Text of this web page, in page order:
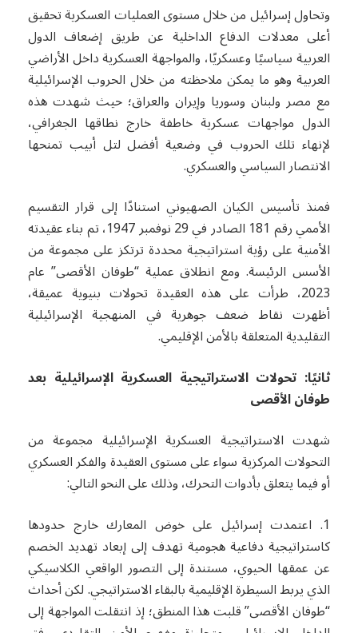
وتحاول إسرائيل من خلال مستوى العمليات العسكرية تحقيق
أعلى معدلات الدفاع الداخلية عن طريق إضعاف الدول
العربية سياسيًا وعسكريًا، والمواجهة العسكرية داخل الأراضي
العربية وهو ما يمكن ملاحظته من خلال الحروب الإسرائيلية
مع مصر ولبنان وسوريا وإيران والعراق؛ حيث شهدت هذه
الدول مواجهات عسكرية خاطفة خارج نطاقها الجغرافي،
لإنهاء تلك الحروب في وضعية أفضل لتل أبيب تمنحها
الانتصار السياسي والعسكري.
فمنذ تأسيس الكيان الصهيوني استنادًا إلى قرار التقسيم
الأممي رقم 181 الصادر في 29 نوفمبر 1947، تم بناء عقيدته
الأمنية على رؤية استراتيجية محددة ترتكز على مجموعة من
الأسس الرئيسة. ومع انطلاق عملية “طوفان الأقصى” عام
2023، طرأت على هذه العقيدة تحولات بنيوية عميقة،
أظهرت نقاط ضعف جوهرية في المنهجية الإسرائيلية
التقليدية المتعلقة بالأمن الإقليمي.
ثانيًا: تحولات الاستراتيجية العسكرية الإسرائيلية بعد
طوفان الأقصى
شهدت الاستراتيجية العسكرية الإسرائيلية مجموعة من
التحولات المركزية سواء على مستوى العقيدة والفكر العسكري
أو فيما يتعلق بأدوات التحرك، وذلك على النحو التالي:
1. اعتمدت إسرائيل على خوض المعارك خارج حدودها
كاستراتيجية دفاعية هجومية تهدف إلى إبعاد تهديد الخصم
عن عمقها الحيوي، مستندة إلى التصور الواقعي الكلاسيكي
الذي يربط السيطرة الإقليمية بالبقاء الاستراتيجي. لكن أحداث
“طوفان الأقصى” قلبت هذا المنطق؛ إذ انتقلت المواجهة إلى